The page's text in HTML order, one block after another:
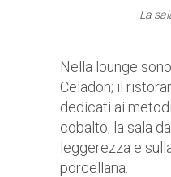
La
Nella lounge
Celadon; il
dedicati ai
cobalto; la sala
leggerezza e
porcellana.